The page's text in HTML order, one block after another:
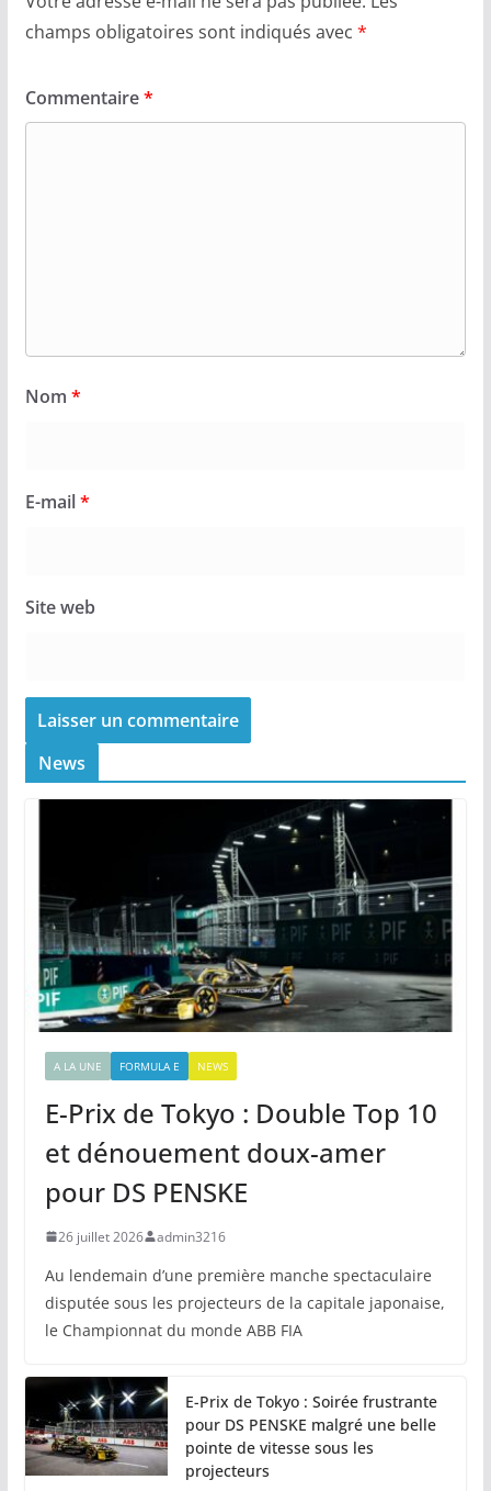
champs obligatoires sont indiqués avec *
Commentaire*
Nom *
E-mail*
Site web
News
A LA UNE FORMULA E NEWS
E-Prix de Tokyo : Double Top 10
et dénouement doux-amer
pour DS PENSKE
26 juillet 2026 admin3216
Au lendemain d’une première manche spectaculaire
disputée sous les projecteurs de la capitale japonaise,
le Championnat du monde ABB FIA
E-Prix de Tokyo : Soirée frustrante
pour DS PENSKE malgré une belle
pointe de vitesse sous les
projecteurs